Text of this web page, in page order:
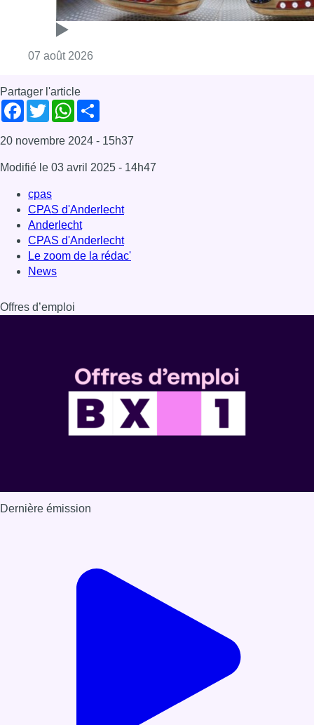
07 août 2026
Partager l'article
Facebook
TwitterWhatsApp
20 novembre 2024 - 15h37
Modifié le 03 avril 2025 - 14h47
cpas
CPAS d'Anderlecht
Anderlecht
CPAS d'Anderlecht
Le zoom de la rédac'
News
Offres d’emploi
Dernière émission